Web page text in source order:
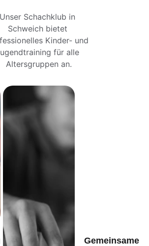
Unser Schachklub in
Schweich bietet
Kinder- und
für alle
Altersgruppen an.
Gemeinsame